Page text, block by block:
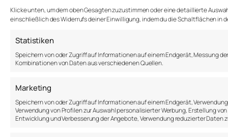
Klicke unten, um dem oben Gesagten zuzustimmen oder eine detaillierte
einschließlich des Widerrufs deiner Einwilligung, indem du die Schaltflächen
Statistiken
Speichern von oder Zugriff auf Informationen auf einem Endgerät, Messung
Kombinationen von Daten aus verschiedenen Quellen.
Marketing
Speichern von oder Zugriff auf Informationen auf einem Endgerät,
Verwendung von Profilen zur Auswahl personalisierter Werbung, Erstellung
Entwicklung und Verbesserung der Angebote, Verwendung reduzierter Daten